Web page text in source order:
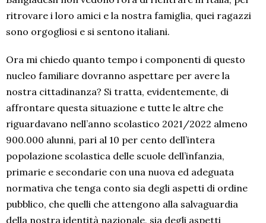
ritrovare i loro amici e la nostra famiglia, quei ragazzi
sono orgogliosi e si sentono italiani.
Ora mi chiedo quanto tempo i componenti di questo
nucleo familiare dovranno aspettare per avere la
nostra cittadinanza? Si tratta, evidentemente, di
affrontare questa situazione e tutte le altre che
riguardavano nell’anno scolastico 2021/2022 almeno
900.000 alunni, pari al 10 per cento dell’intera
popolazione scolastica delle scuole dell’infanzia,
primarie e secondarie con una nuova ed adeguata
normativa che tenga conto sia degli aspetti di ordine
pubblico, che quelli che attengono alla salvaguardia
della nostra identità nazionale, sia degli aspetti